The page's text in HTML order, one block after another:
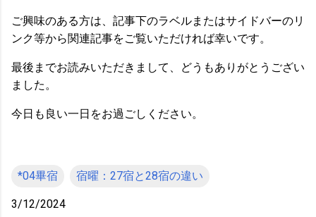
ご興味のある方は、記事下のラベルまたはサイドバーのリ
ンク等から関連記事をご覧いただければ幸いです。
最後までお読みいただきまして、どうもありがとうござい
ました。
今日も良い一日をお過ごしください。
*04畢宿 宿曜：27宿と28宿の違い
3/12/2024